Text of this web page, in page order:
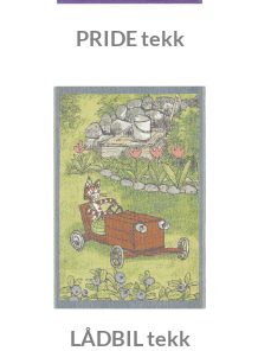
PRIDE tekk
LÅDBIL tekk